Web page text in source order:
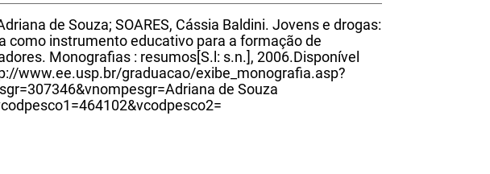
de Souza; SOARES, Cássia Baldini. Jovens e drogas:
como instrumento educativo para a formação de
Monografias : resumos[S.l: s.n.], 2006.Disponível
www.ee.usp.br/graduacao/exibe_monografia.asp?
de Souza